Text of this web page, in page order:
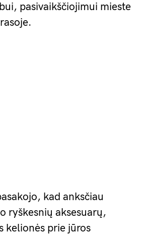
pasivaikščiojimui mieste
kad anksčiau
ryškesnių aksesuarų,
kelionės prie jūros